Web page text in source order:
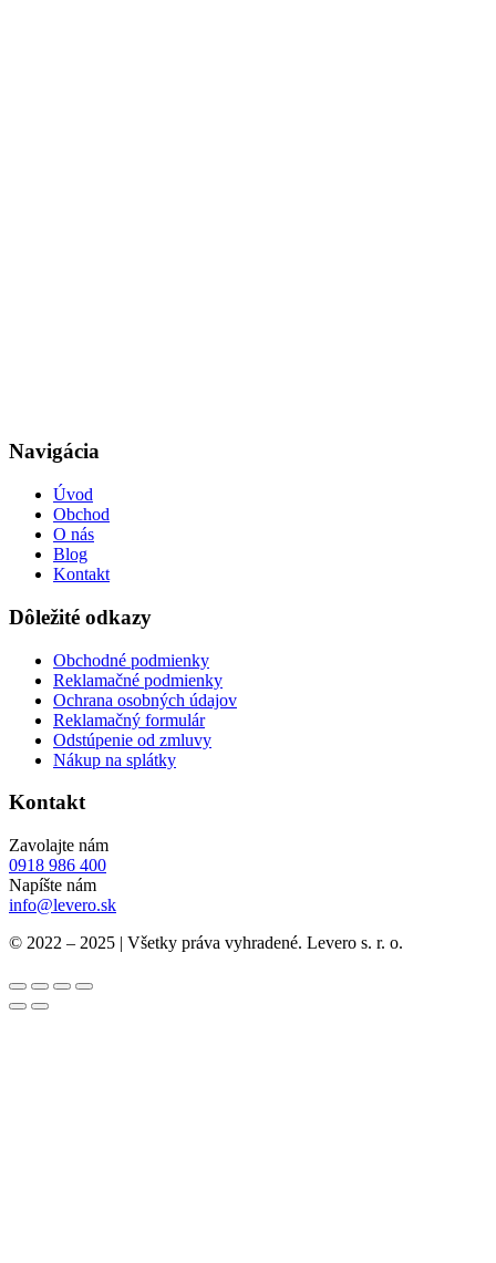
Navigácia
Úvod
Obchod
O nás
Blog
Kontakt
Dôležité odkazy
Obchodné podmienky
Reklamačné podmienky
Ochrana osobných údajov
Reklamačný formulár
Odstúpenie od zmluvy
Nákup na splátky
Kontakt
Zavolajte nám
0918 986 400
Napíšte nám
info@levero.sk
© 2022 – 2025 | Všetky práva vyhradené. Levero s. r. o.